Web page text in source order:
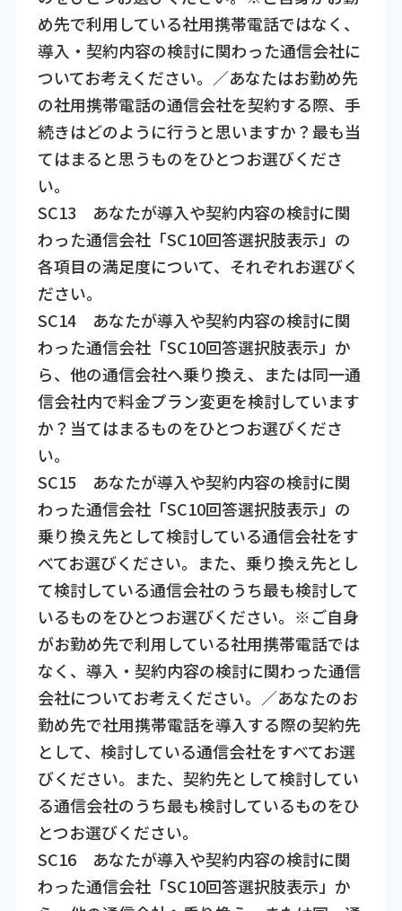
め先で利用している社用携帯電話ではなく、
導入・契約内容の検討に関わった通信会社に
ついてお考えください。／あなたはお勤め先
の社用携帯電話の通信会社を契約する際、手
続きはどのように行うと思いますか？最も当
てはまると思うものをひとつお選びくださ
い。
SC13 あなたが導入や契約内容の検討に関
わった通信会社「SC10回答選択肢表示」の
各項目の満足度について、それぞれお選びく
ださい。
SC14 あなたが導入や契約内容の検討に関
わった通信会社「SC10回答選択肢表示」か
ら、他の通信会社へ乗り換え、または同一通
信会社内で料金プラン変更を検討しています
か？当てはまるものをひとつお選びくださ
い。
SC15 あなたが導入や契約内容の検討に関
わった通信会社「SC10回答選択肢表示」の
乗り換え先として検討している通信会社をす
べてお選びください。また、乗り換え先とし
て検討している通信会社のうち最も検討して
いるものをひとつお選びください。※ご自身
がお勤め先で利用している社用携帯電話では
なく、導入・契約内容の検討に関わった通信
会社についてお考えください。／あなたのお
勤め先で社用携帯電話を導入する際の契約先
として、検討している通信会社をすべてお選
びください。また、契約先として検討してい
る通信会社のうち最も検討しているものをひ
とつお選びください。
SC16 あなたが導入や契約内容の検討に関
わった通信会社「SC10回答選択肢表示」か